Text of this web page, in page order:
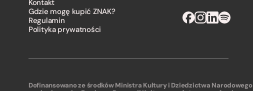
Kontakt
Gdzie mogę kupić ZNAK?
Regulamin
Polityka prywatności
Dofinansowano ze środków Ministra Kultury i Dziedzictwa Narodowego